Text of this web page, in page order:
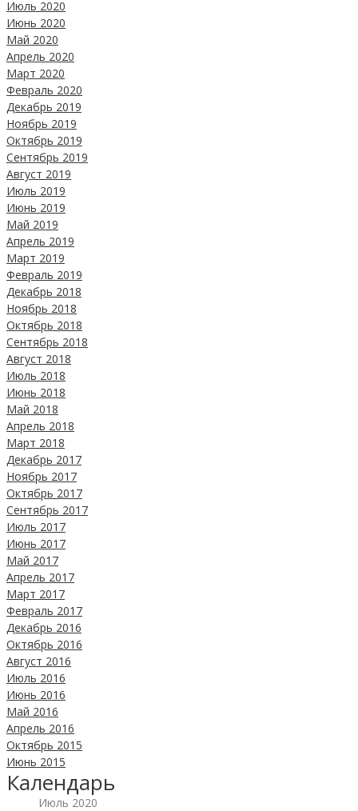
Июль 2020
Июнь 2020
Май 2020
Апрель 2020
Март 2020
Февраль 2020
Декабрь 2019
Ноябрь 2019
Октябрь 2019
Сентябрь 2019
Август 2019
Июль 2019
Июнь 2019
Май 2019
Апрель 2019
Март 2019
Февраль 2019
Декабрь 2018
Ноябрь 2018
Октябрь 2018
Сентябрь 2018
Август 2018
Июль 2018
Июнь 2018
Май 2018
Апрель 2018
Март 2018
Декабрь 2017
Ноябрь 2017
Октябрь 2017
Сентябрь 2017
Июль 2017
Июнь 2017
Май 2017
Апрель 2017
Март 2017
Февраль 2017
Декабрь 2016
Октябрь 2016
Август 2016
Июль 2016
Июнь 2016
Май 2016
Апрель 2016
Октябрь 2015
Июнь 2015
Календарь
Июль 2020